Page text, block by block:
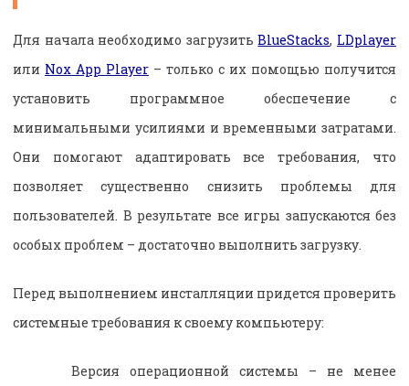
Для начала необходимо загрузитьBlueStacks, LDplayer
или Nox App Player – только с их помощью получится
установить программное обеспечение с
минимальными усилиями и временными затратами.
Они помогают адаптировать все требования, что
позволяет существенно снизить проблемы для
пользователей. В результате все игры запускаются без
особых проблем – достаточно выполнить загрузку.
Перед выполнением инсталляции придется проверить
системные требования к своему компьютеру:
Версия операционной системы – не менее